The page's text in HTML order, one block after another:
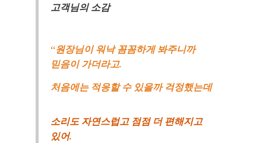
고객님의 소감
“원장님이 워낙 꼼꼼하게 봐주니까
믿음이 가더라고.
처음에는 적응할 수 있을까 걱정했는데
소리도 자연스럽고 점점 더 편해지고
있어.